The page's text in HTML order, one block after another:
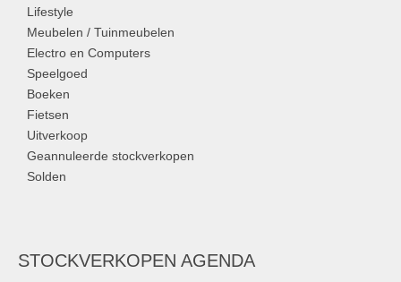
Lifestyle
Meubelen / Tuinmeubelen
Electro en Computers
Speelgoed
Boeken
Fietsen
Uitverkoop
Geannuleerde stockverkopen
Solden
STOCKVERKOPEN AGENDA